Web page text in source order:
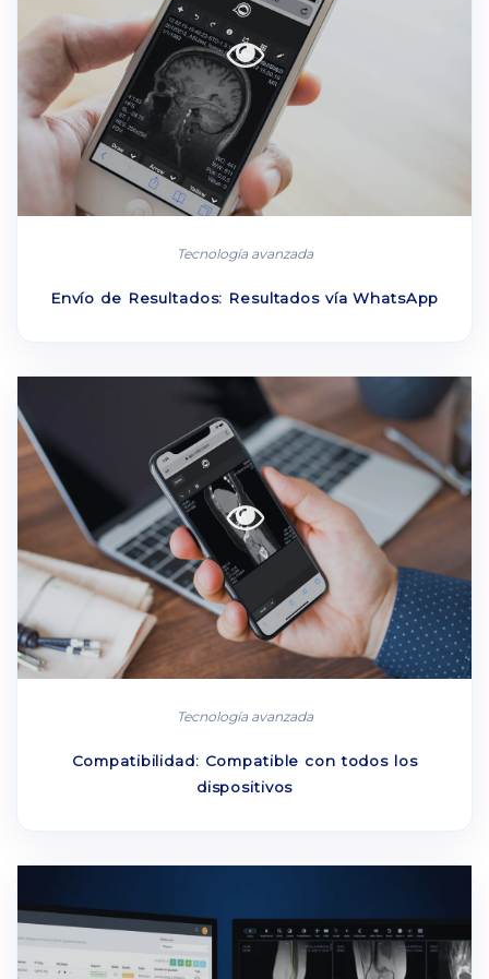
Tecnología avanzada
Envío de Resultados: Resultados vía WhatsApp
Tecnología avanzada
Compatibilidad: Compatible con todos los
dispositivos